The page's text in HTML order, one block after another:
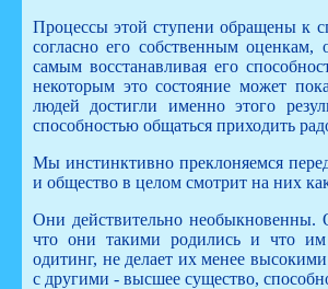
Процессы этой ступени обращены к
согласно его собственным
самым восстанавливая его
некоторым это состояние может
людей достигли именно этого
способностью общаться приходить
Мы инстинктивно преклоняемся
и общество в целом смотрит на них
Они действительно необыкновенны.
что они такими родились и что им
одитинг, не делает их менее
с другими - высшее существо,